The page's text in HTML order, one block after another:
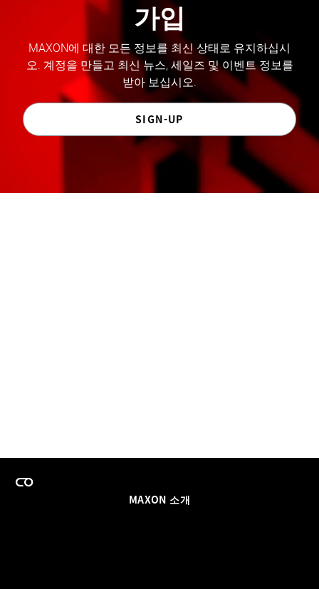
가입
MAXON에 대한 모든 정보를 최신 상태로 유지하십시
오. 계정을 만들고 최신 뉴스, 세일즈 및 이벤트 정보를
받아 보십시오.
SIGN-UP
MAXON 소개